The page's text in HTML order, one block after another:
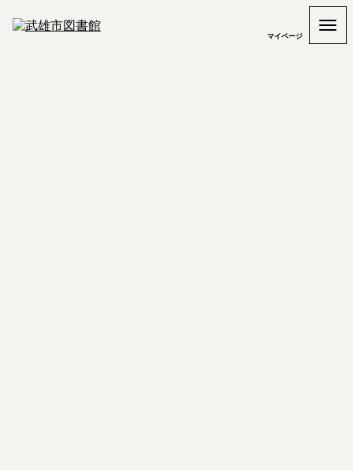
マイページ